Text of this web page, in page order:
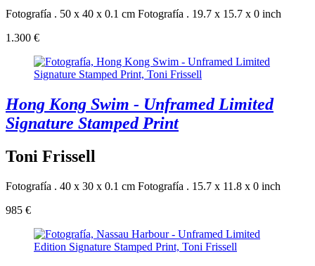
Fotografía . 50 x 40 x 0.1 cm Fotografía . 19.7 x 15.7 x 0 inch
1.300 €
Hong Kong Swim - Unframed Limited
Signature Stamped Print
Toni Frissell
Fotografía . 40 x 30 x 0.1 cm Fotografía . 15.7 x 11.8 x 0 inch
985 €